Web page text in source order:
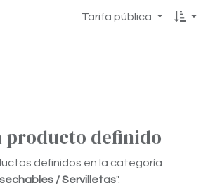
Tarifa pública
producto definido
definidos en la categoría
/ Servilletas".